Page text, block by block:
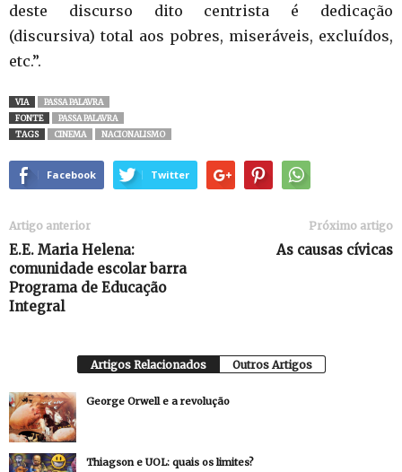
deste discurso dito centrista é dedicação
(discursiva) total aos pobres, miseráveis, excluídos,
etc.”.
VIA
PASSA PALAVRA
FONTE
PASSA PALAVRA
TAGS
CINEMA NACIONALISMO
Facebook Twitter
Artigo anterior
E.E. Maria Helena:
comunidade escolar barra
Programa de Educação
Integral
Próximo artigo
As causas cívicas
Artigos Relacionados Outros Artigos
George Orwell e a revolução
Thiagson e UOL: quais os limites?